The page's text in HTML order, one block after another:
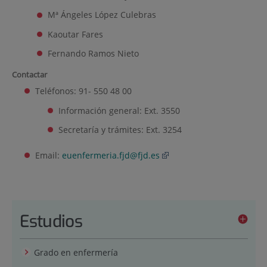
Mª Ángeles López Culebras
Kaoutar Fares
Fernando Ramos Nieto
Contactar
Teléfonos: 91- 550 48 00
Información general: Ext. 3550
Secretaría y trámites: Ext. 3254
Email: euenfermeria.fjd@fjd.es
Estudios
Grado en enfermería